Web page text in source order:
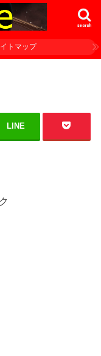
search
トマップ
LINE